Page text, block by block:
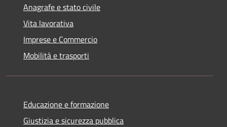
Anagrafe e stato civile
Vita lavorativa
Imprese e Commercio
Mobilità e trasporti
Educazione e formazione
Giustizia e sicurezza pubblica